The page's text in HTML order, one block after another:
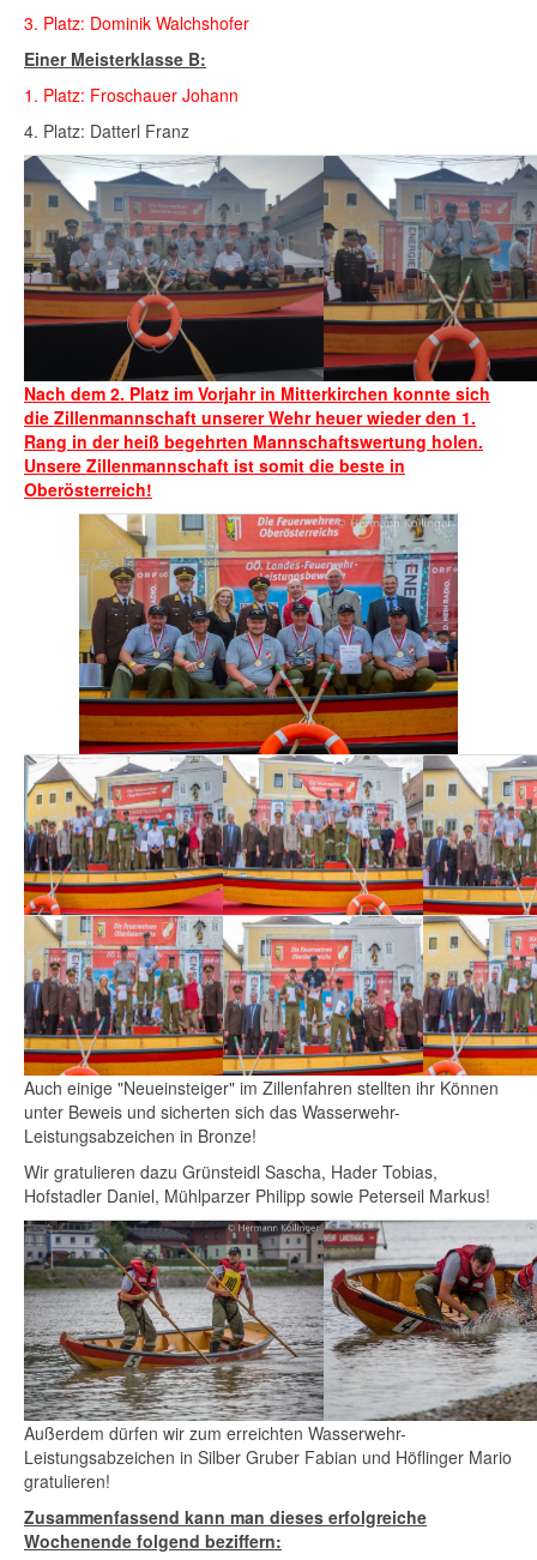
3. Platz: Dominik Walchshofer
Einer Meisterklasse B:
1. Platz: Froschauer Johann
4. Platz: Datterl Franz
Nach dem 2. Platz im Vorjahr in Mitterkirchen konnte sich
die Zillenmannschaft unserer Wehr heuer wieder den 1.
Rang in der heiß begehrten Mannschaftswertung holen.
Unsere Zillenmannschaft ist somit die beste in
Oberösterreich!
Auch einige "Neueinsteiger" im Zillenfahren stellten ihr Können
unter Beweis und sicherten sich das Wasserwehr-
Leistungsabzeichen in Bronze!
Wir gratulieren dazu Grünsteidl Sascha, Hader Tobias,
Hofstadler Daniel, Mühlparzer Philipp sowie Peterseil Markus!
Außerdem dürfen wir zum erreichten Wasserwehr-
Leistungsabzeichen in Silber Gruber Fabian und Höflinger Mario
gratulieren!
Zusammenfassend kann man dieses erfolgreiche
Wochenende folgend beziffern: